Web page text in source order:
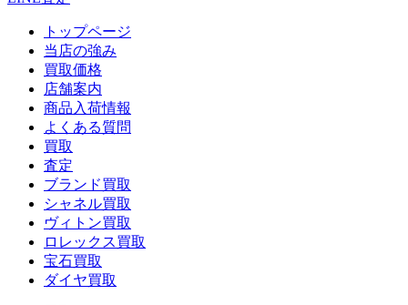
トップページ
当店の強み
買取価格
店舗案内
商品入荷情報
よくある質問
買取
査定
ブランド買取
シャネル買取
ヴィトン買取
ロレックス買取
宝石買取
ダイヤ買取